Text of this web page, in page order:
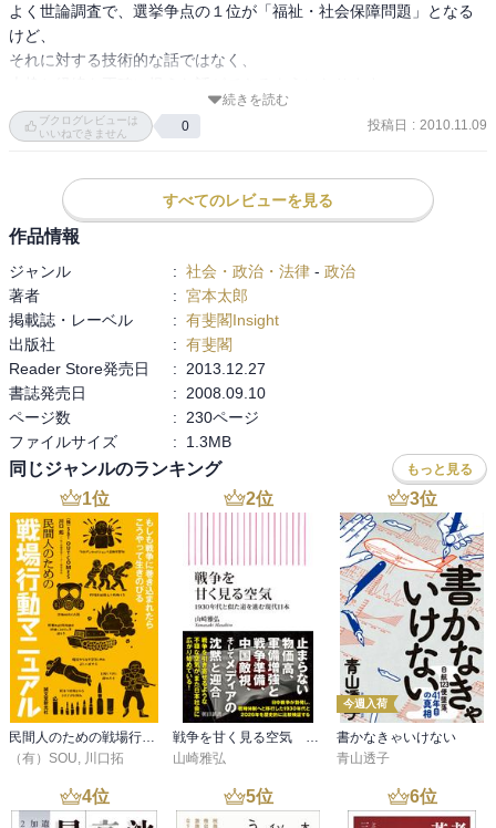
よく世論調査で、選挙争点の１位が「福祉・社会保障問題」となる
けど、
それに対する技術的な話ではなく、
続きを読む
ブクログレビューは
いいねできません
0 投稿日 : 2010.11.09
すべてのレビューを見る
作品情報
ジャンル : 社会・政治・法律 - 政治
著者
: 宮本太郎
掲載誌・レーベル
: 有斐閣Insight
出版社
: 有斐閣
Reader Store発売日
:
2013.12.27
書誌発売日
:
2008.09.10
ページ数
:
230ページ
ファイルサイズ
: 1.3MB
同じジャンルのランキング もっと見る
1位
民間人のための戦場行動マニュアル
（有）SOU, 川口拓
2位
戦争を甘く見る空気 1930年代と似た道を進む現代日本
山崎雅弘
3位
今週入荷
書かなきゃいけない
青山透子
4位 5位 6位